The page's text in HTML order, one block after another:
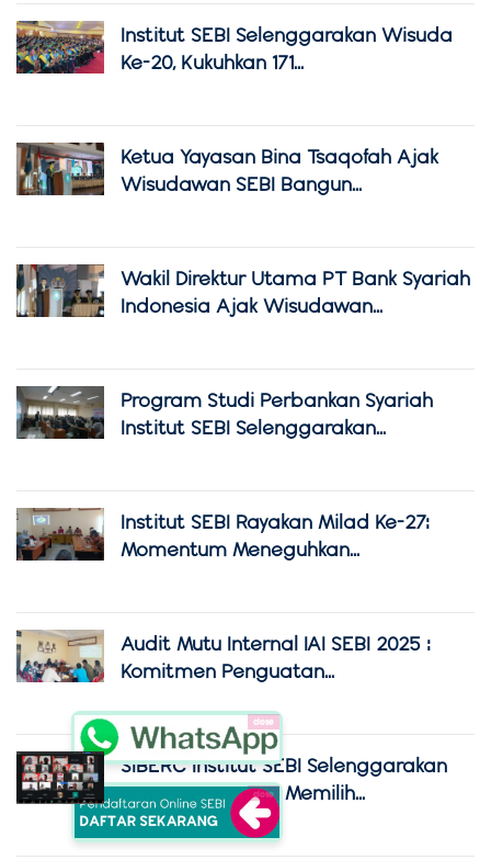
Institut SEBI Selenggarakan Wisuda
Ke-20, Kukuhkan 171...
Ketua Yayasan Bina Tsaqofah Ajak
Wisudawan SEBI Bangun...
Wakil Direktur Utama PT Bank Syariah
Indonesia Ajak Wisudawan...
Program Studi Perbankan Syariah
Institut SEBI Selenggarakan...
Institut SEBI Rayakan Milad Ke-27:
Momentum Meneguhkan...
Audit Mutu Internal IAI SEBI 2025 :
Komitmen Penguatan...
SIBERC Institut SEBI Selenggarakan
Seminar Strategi Memilih...
close
close